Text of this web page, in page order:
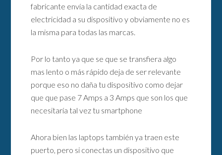
fabricante envía la cantidad exacta de
electricidad a su dispositivo y obviamente no es
la misma para todas las marcas.
Por lo tanto ya que se que se transfiera algo
mas lento o más rápido deja de ser relevante
porque eso no daña tu dispositivo como dejar
que que pase 7 Amps a 3 Amps que son los que
necesitaría tal vez tu smartphone
Ahora bien las laptops también ya traen este
puerto, pero si conectas un dispositivo que